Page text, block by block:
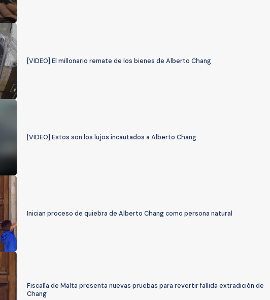
[VIDEO] El millonario remate de los bienes de Alberto Chang
[VIDEO] Estos son los lujos incautados a Alberto Chang
Inician proceso de quiebra de Alberto Chang como persona natural
Fiscalía de Malta presenta nuevas pruebas para revertir fallida extradición de
Chang